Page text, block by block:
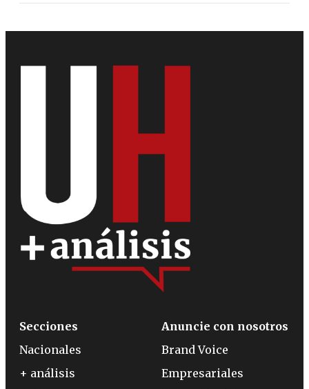
Secciones
Nacionales
+ análisis
Anuncie con nosotros
Brand Voice
Empresariales